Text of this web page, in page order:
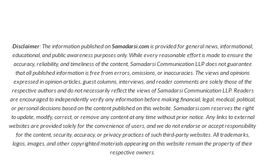
Disclaimer: The information published onSamadarsi.comis provided for general news, informational,
educational, and public awareness purposes only. While every reasonable effort is made to ensure the
accuracy, reliability, and timeliness of the content, Samadarsi Communication LLP does not guarantee
that all published information is free from errors, omissions, or inaccuracies. The views and opinions
expressed in opinion articles, guest columns, interviews, and reader comments are solely those of the
respective authors and do not necessarily reflect the views of Samadarsi Communication LLP. Readers
are encouraged to independently verify any information before making financial, legal, medical, political,
or personal decisions based on the content published on this website. Samadarsi.com reserves the right
to update, modify, correct, or remove any content at any time without prior notice. Any links to external
websites are provided solely for the convenience of users, and we do not endorse or accept responsibility
for the content, security, accuracy, or privacy practices of such third-party websites. All trademarks,
logos, images, and other copyrighted materials appearing on this website remain the property of their
respective owners.